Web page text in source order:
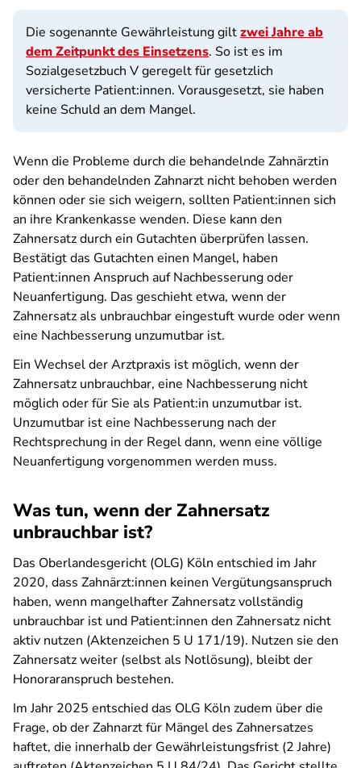
Die sogenannte Gewährleistung giltzwei Jahre ab
dem Zeitpunkt des Einsetzens. So ist es im
Sozialgesetzbuch V geregelt für gesetzlich
versicherte Patient:innen. Vorausgesetzt, sie haben
keine Schuld an dem Mangel.
Wenn die Probleme durch die behandelnde Zahnärztin
oder den behandelnden Zahnarzt nicht behoben werden
können oder sie sich weigern, sollten Patient:innen sich
an ihre Krankenkasse wenden. Diese kann den
Zahnersatz durch ein Gutachten überprüfen lassen.
Bestätigt das Gutachten einen Mangel, haben
Patient:innen Anspruch auf Nachbesserung oder
Neuanfertigung. Das geschieht etwa, wenn der
Zahnersatz als unbrauchbar eingestuft wurde oder wenn
eine Nachbesserung unzumutbar ist.
Ein Wechsel der Arztpraxis ist möglich, wenn der
Zahnersatz unbrauchbar, eine Nachbesserung nicht
möglich oder für Sie als Patient:in unzumutbar ist.
Unzumutbar ist eine Nachbesserung nach der
Rechtsprechung in der Regel dann, wenn eine völlige
Neuanfertigung vorgenommen werden muss.
Was tun, wenn der Zahnersatz
unbrauchbar ist?
Das Oberlandesgericht (OLG) Köln entschied im Jahr
2020, dass Zahnärzt:innen keinen Vergütungsanspruch
haben, wenn mangelhafter Zahnersatz vollständig
unbrauchbar ist und Patient:innen den Zahnersatz nicht
aktiv nutzen (Aktenzeichen 5 U 171/19). Nutzen sie den
Zahnersatz weiter (selbst als Notlösung), bleibt der
Honoraranspruch bestehen.
Im Jahr 2025 entschied das OLG Köln zudem über die
Frage, ob der Zahnarzt für Mängel des Zahnersatzes
haftet, die innerhalb der Gewährleistungsfrist (2 Jahre)